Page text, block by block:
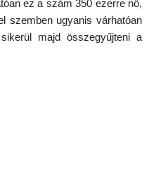
ez a szám 350 ezerre nő,
szemben ugyanis várhatóan
majd összegyűjteni a